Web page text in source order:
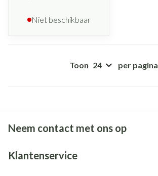
Niet beschikbaar
Toon per pagina
Neem contact met ons op
Klantenservice